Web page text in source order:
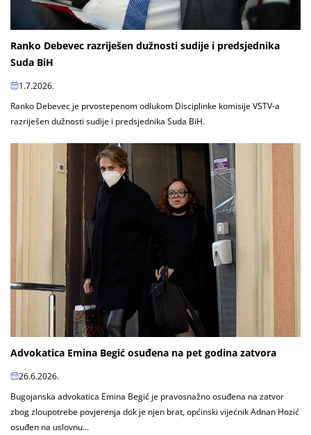
Ranko Debevec razriješen dužnosti sudije i predsjednika
Suda BiH
1.7.2026.
Ranko Debevec je prvostepenom odlukom Disciplinke komisije VSTV-a
razriješen dužnosti sudije i predsjednika Suda BiH.
Advokatica Emina Begić osuđena na pet godina zatvora
26.6.2026.
Bugojanska advokatica Emina Begić je pravosnažno osuđena na zatvor
zbog zloupotrebe povjerenja dok je njen brat, općinski vijećnik Adnan Hozić
osuđen na uslovnu...